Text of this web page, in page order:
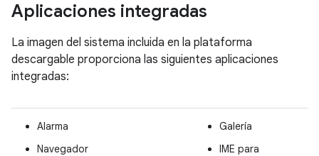
Aplicaciones integradas
La imagen del sistema incluida en la plataforma
descargable proporciona las siguientes aplicaciones
integradas:
Alarma
Navegador
Galería
IME para